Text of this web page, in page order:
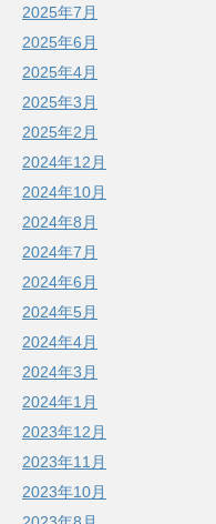
2025年7月
2025年6月
2025年4月
2025年3月
2025年2月
2024年12月
2024年10月
2024年8月
2024年7月
2024年6月
2024年5月
2024年4月
2024年3月
2024年1月
2023年12月
2023年11月
2023年10月